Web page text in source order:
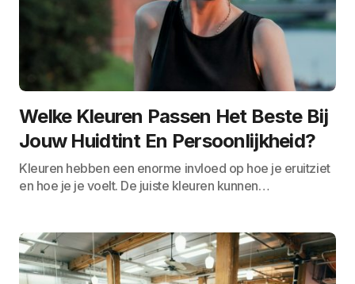
Welke Kleuren Passen Het Beste Bij
Jouw Huidtint En Persoonlijkheid?
Kleuren hebben een enorme invloed op hoe je eruitziet
en hoe je je voelt. De juiste kleuren kunnen…